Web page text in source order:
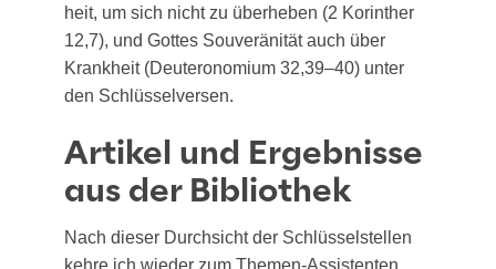
heit, um sich nicht zu über­he­ben (2 Korin­ther
12,7), und Got­tes Sou­ve­rä­ni­tät auch über
Krank­heit (Deu­te­ro­no­mi­um 32,39–40) unter
den Schlüsselversen.
Artikel und Ergebnisse
aus der Bibliothek
Nach die­ser Durch­sicht der Schlüs­sel­stel­len
keh­re ich wie­der zum The­men-Assis­ten­ten